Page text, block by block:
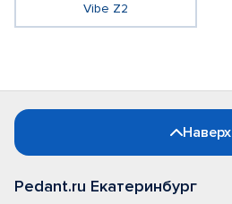
Vibe Z2
Наверх
Pedant.ru Екатеринбург